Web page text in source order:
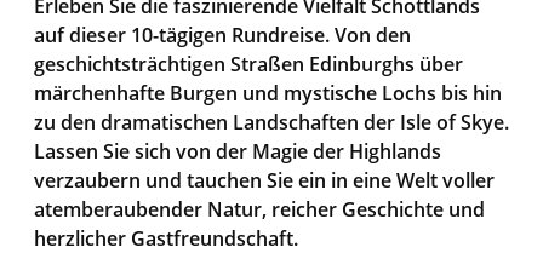
Erleben Sie die faszinierende Vielfalt Schottlands
auf dieser 10-tägigen Rundreise. Von den
geschichtsträchtigen Straßen Edinburghs über
märchenhafte Burgen und mystische Lochs bis hin
zu den dramatischen Landschaften der Isle of Skye.
Lassen Sie sich von der Magie der Highlands
verzaubern und tauchen Sie ein in eine Welt voller
atemberaubender Natur, reicher Geschichte und
herzlicher Gastfreundschaft.